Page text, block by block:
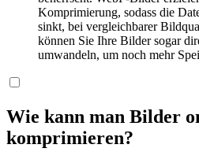
Komprimierung, sodass die
sinkt, bei vergleichbarer
können Sie Ihre Bilder sogar
umwandeln, um noch mehr
Wie kann man Bilder
komprimieren?